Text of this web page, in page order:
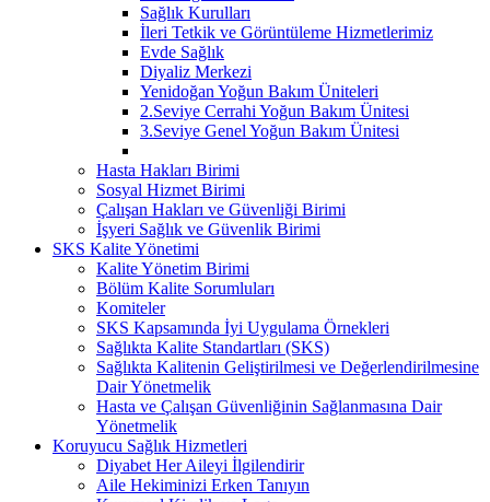
Sağlık Kurulları
İleri Tetkik ve Görüntüleme Hizmetlerimiz
Evde Sağlık
Diyaliz Merkezi
Yenidoğan Yoğun Bakım Üniteleri
2.Seviye Cerrahi Yoğun Bakım Ünitesi
3.Seviye Genel Yoğun Bakım Ünitesi
Hasta Hakları Birimi
Sosyal Hizmet Birimi
Çalışan Hakları ve Güvenliği Birimi
İşyeri Sağlık ve Güvenlik Birimi
SKS Kalite Yönetimi
Kalite Yönetim Birimi
Bölüm Kalite Sorumluları
Komiteler
SKS Kapsamında İyi Uygulama Örnekleri
Sağlıkta Kalite Standartları (SKS)
Sağlıkta Kalitenin Geliştirilmesi ve Değerlendirilmesine
Dair Yönetmelik
Hasta ve Çalışan Güvenliğinin Sağlanmasına Dair
Yönetmelik
Koruyucu Sağlık Hizmetleri
Diyabet Her Aileyi İlgilendirir
Aile Hekiminizi Erken Tanıyın